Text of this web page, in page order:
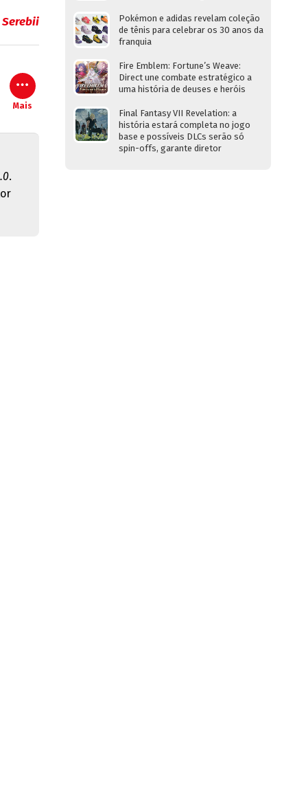
Serebii
Mais
.
Pokémon e adidas revelam coleção
de tênis para celebrar os 30 anos da
franquia
Fire Emblem: Fortune’s Weave:
Direct une combate estratégico a
uma história de deuses e heróis
Final Fantasy VII Revelation: a
história estará completa no jogo
base e possíveis DLCs serão só
spin-offs, garante diretor